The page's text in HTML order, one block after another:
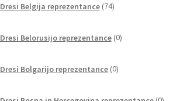
Dresi Belgija reprezentance 74izdelkov
Dresi Belorusijo reprezentance 0izdelkov
Dresi Bolgarijo reprezentance 0izdelkov